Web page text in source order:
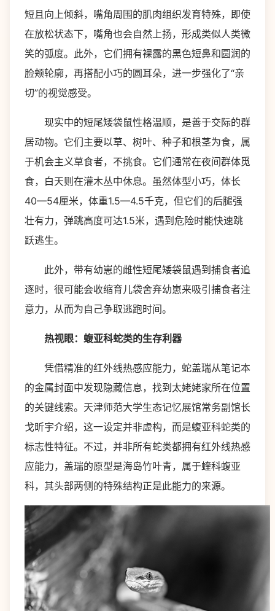
短且向上倾斜，嘴角周围的肌肉组织发育特殊，即使
在放松状态下，嘴角也会自然上扬，形成类似人类微
笑的弧度。此外，它们拥有裸露的黑色短鼻和圆润的
脸颊轮廓，再搭配小巧的圆耳朵，进一步强化了“亲
切”的视觉感受。
现实中的短尾矮袋鼠性格温顺，是善于交际的群
居动物。它们主要以草、树叶、种子和根茎为食，属
于机会主义草食者，不挑食。它们通常在夜间群体觅
食，白天则在灌木丛中休息。虽然体型小巧，体长
40—54厘米，体重1.5—4.5千克，但它们的后腿强
壮有力，弹跳高度可达1.5米，遇到危险时能快速跳
跃逃生。
此外，带有幼崽的雌性短尾矮袋鼠遇到捕食者追
逐时，很可能会收缩育儿袋舍弃幼崽来吸引捕食者注
意力，从而为自己争取逃跑时间。
热视眼：蝮亚科蛇类的生存利器
凭借精准的红外线热感应能力，蛇盖瑞从笔记本
的金属封面中发现隐藏信息，找到太姥姥家所在位置
的关键线索。天津师范大学生态记忆展馆常务副馆长
戈昕宇介绍，这一设定并非虚构，而是蝮亚科蛇类的
标志性特征。不过，并非所有蛇类都拥有红外线热感
应能力，盖瑞的原型是海岛竹叶青，属于蝰科蝮亚
科，其头部两侧的特殊结构正是此能力的来源。